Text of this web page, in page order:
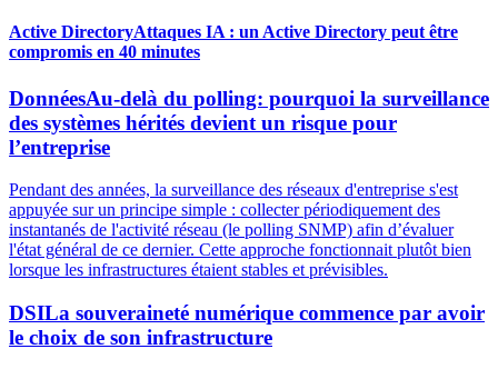
Active DirectoryAttaques IA : un Active Directory peut être
compromis en 40 minutes
DonnéesAu-delà du polling: pourquoi la surveillance
des systèmes hérités devient un risque pour
l’entreprise
Pendant des années, la surveillance des réseaux d'entreprise s'est
appuyée sur un principe simple : collecter périodiquement des
instantanés de l'activité réseau (le polling SNMP) afin d’évaluer
l'état général de ce dernier. Cette approche fonctionnait plutôt bien
lorsque les infrastructures étaient stables et prévisibles.
DSILa souveraineté numérique commence par avoir
le choix de son infrastructure